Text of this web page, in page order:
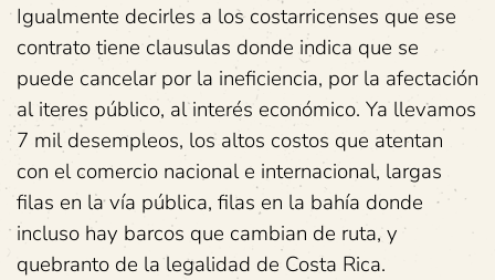
Igualmente decirles a los costarricenses que ese
contrato tiene clausulas donde indica que se
puede cancelar por la ineficiencia, por la afectación
al iteres público, al interés económico. Ya llevamos
7 mil desempleos, los altos costos que atentan
con el comercio nacional e internacional, largas
filas en la vía pública, filas en la bahía donde
incluso hay barcos que cambian de ruta, y
quebranto de la legalidad de Costa Rica.